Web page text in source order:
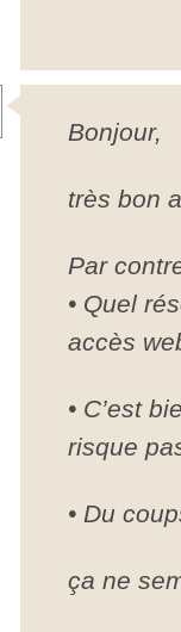
Bonjour,
très bon
Par
• Quel
accès
• C’est
risque
• Du
ça ne